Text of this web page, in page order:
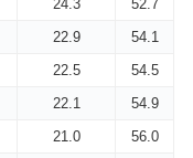
24.3
52.7
22.9
54.1
22.5
54.5
22.1
54.9
21.0
56.0